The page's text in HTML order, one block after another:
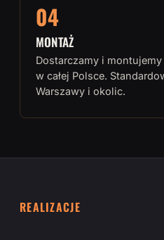
04
MONTAŻ
Dostarczamy i
w całej Polsce.
Warszawy i okolic.
REALIZACJE